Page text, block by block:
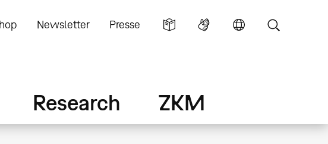
Newsletter Presse
Research ZKM